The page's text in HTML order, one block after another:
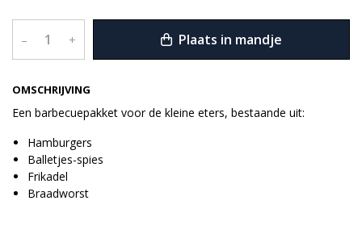
OMSCHRIJVING
Een barbecuepakket voor de kleine eters, bestaande uit:
Hamburgers
Balletjes-spies
Frikadel
Braadworst
– + Plaats in mandje